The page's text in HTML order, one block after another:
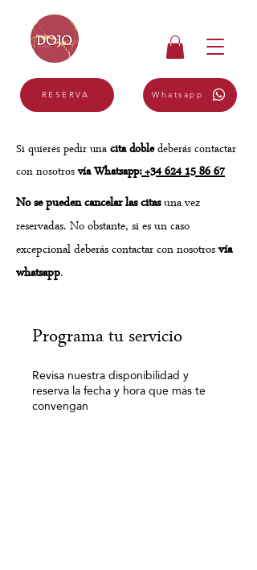
RESERVA Whatsapp
Si quieres pedir unacita dobledeberás contactar
con nosotrosvía Whatsapp:+34 624 15 86 67
No se pueden cancelar las citasuna vez
reservadas. No obstante, si es un caso
excepcional deberás contactar con nosotrosvía
whatsapp.
Programa tu servicio
Revisa nuestra disponibilidad y
reserva la fecha y hora que más te
convengan